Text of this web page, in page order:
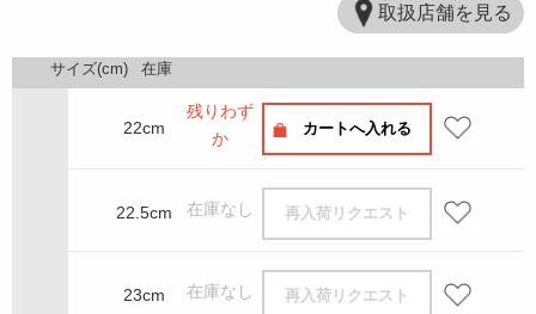
取扱店舗を見る
サイズ(cm) 在庫
22cm
残りわず
か
カートへ入れる
22.5cm 在庫なし 再入荷リクエスト
23cm 在庫なし 再入荷リクエスト